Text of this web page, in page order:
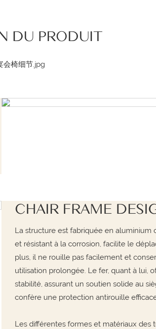
DU PRODUIT
CHAIR FRAME
La structure est fabriquée en
et résistant à la corrosion, facilite le
plus, il ne rouille pas facilement et
utilisation prolongée. Le fer, quant à lui,
stabilité, assurant un soutien solide au
confère une protection antirouille
Les différentes formes et matériaux des